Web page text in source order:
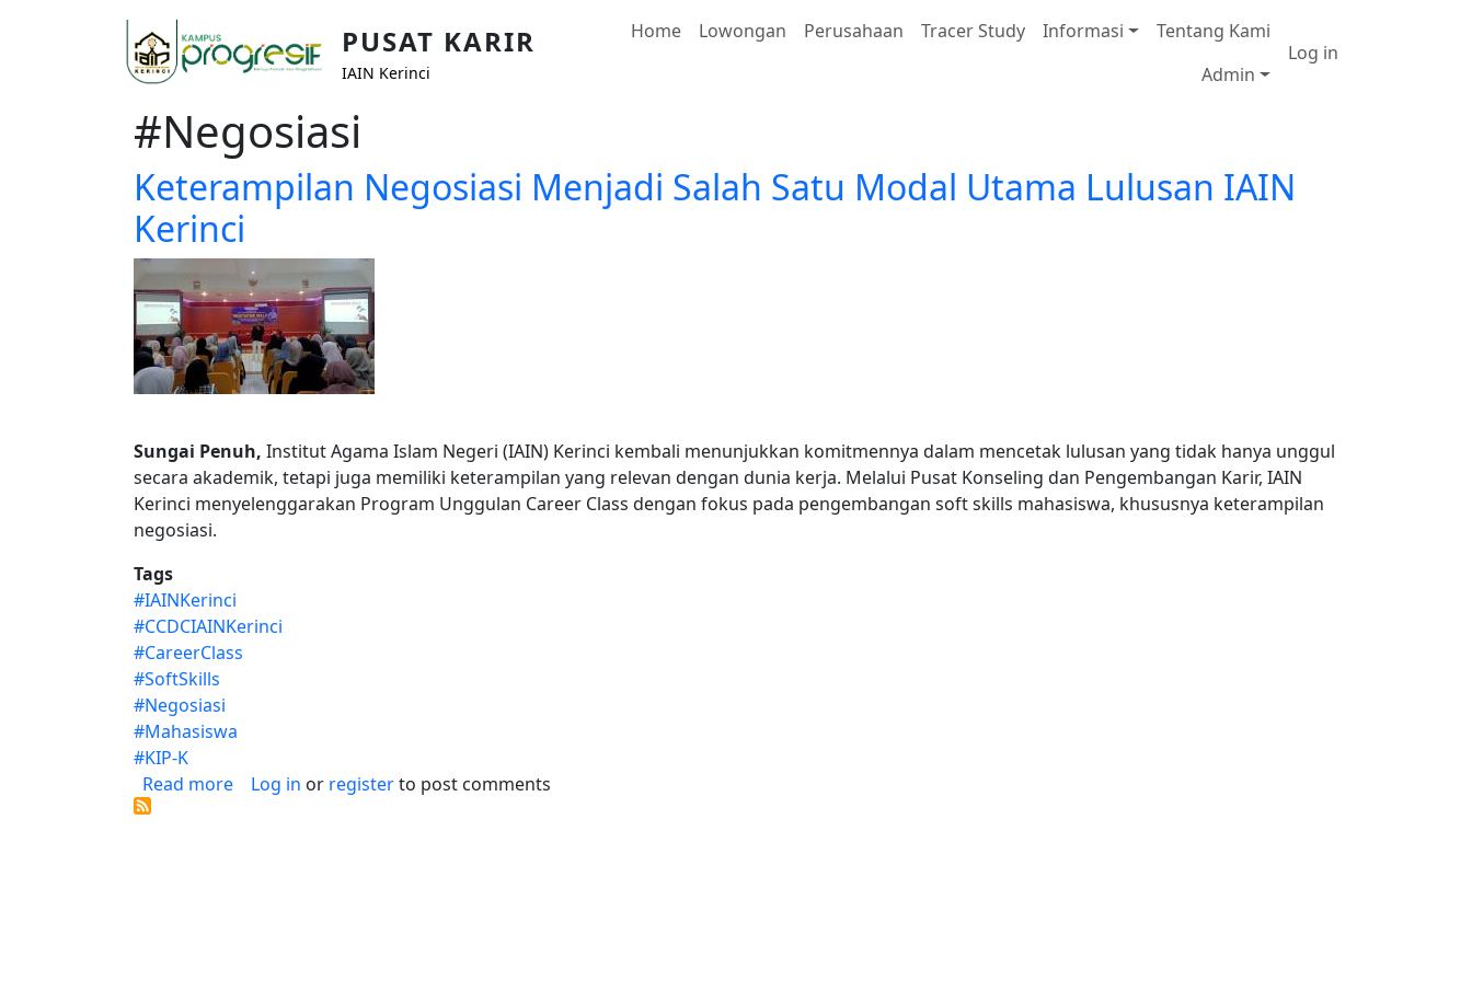
PUSAT KARIR
IAIN Kerinci
Main navigation
Home Lowongan Perusahaan Tracer Study Informasi
Tentang Kami
Admin
User
Log in
#Negosiasi
Keterampilan Negosiasi Menjadi Salah Satu Modal Utama Lulusan IAIN
Kerinci
Sungai Penuh, Institut Agama Islam Negeri (IAIN) Kerinci kembali menunjukkan komitmennya dalam mencetak lulusan yang tidak hanya unggul
secara akademik, tetapi juga memiliki keterampilan yang relevan dengan dunia kerja. Melalui Pusat Konseling dan Pengembangan Karir, IAIN
Kerinci menyelenggarakan Program Unggulan Career Class dengan fokus pada pengembangan soft skills mahasiswa, khususnya keterampilan
negosiasi.
Tags
#IAINKerinci
#CCDCIAINKerinci
#CareerClass
#SoftSkills
#Negosiasi
#Mahasiswa
#KIP-K
Read moreabout Keterampilan Negosiasi Menjadi Salah Satu Modal Utama Lulusan IAIN Kerinci
Log in or registerto post comments